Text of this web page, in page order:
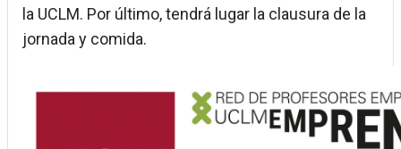
la UCLM. Por último, tendrá lugar la clausura de la
jornada y comida.